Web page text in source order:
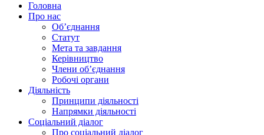
Головна
Про нас
Об’єднання
Статут
Мета та завдання
Керівництво
Члени об’єднання
Робочі органи
Діяльність
Принципи діяльності
Напрямки діяльності
Соціальний діалог
Про соціальний діалог